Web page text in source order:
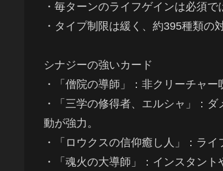
・毎ターンのライフゲインは必須
・タイプ制限は緩く、約395種類の
シナジーの強いカード
・「僧院の導師」：非クリーチャ
・「三学の修得者、エルシャ」：
動が強力。
・「ロウクスの信仰癒し人」：ラ
・「魂火の大導師」：インスタン